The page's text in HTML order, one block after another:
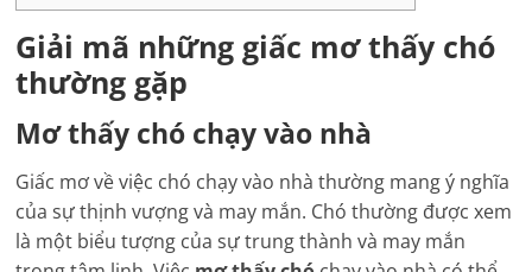
Giải mã những giấc mơ thấy chó
thường gặp
Mơ thấy chó chạy vào nhà
Giấc mơ về việc chó chạy vào nhà thường mang ý nghĩa
của sự thịnh vượng và may mắn. Chó thường được xem
là một biểu tượng của sự trung thành và may mắn